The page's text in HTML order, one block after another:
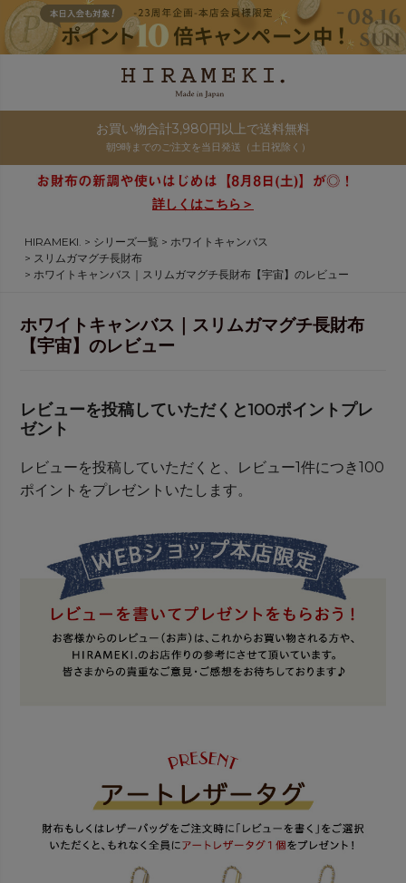
お買い物合計3,980円以上で送料無料
朝9時までのご注文を当日発送（土日祝除く）
詳しくはこちら＞
HIRAMEKI. シリーズ一覧
ホワイトキャンバス
スリムガマグチ長財布
ホワイトキャンバス｜スリムガマグチ長財布【宇宙】のレビュー
ホワイトキャンバス｜スリムガマグチ長財布
【宇宙】のレビュー
レビューを投稿していただくと100ポイントプレ
ゼント
レビューを投稿していただくと、レビュー1件につき100
ポイントをプレゼントいたします。